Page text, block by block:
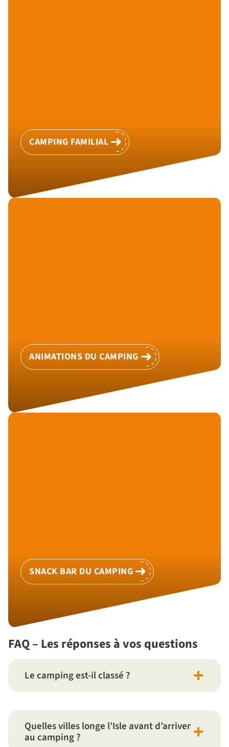
CAMPING FAMILIAL
ANIMATIONS DU CAMPING
SNACK BAR DU CAMPING
FAQ – Les réponses à vos questions
Le camping est-il classé ?
Quelles villes longe l’Isle avant d’arriver
au camping ?